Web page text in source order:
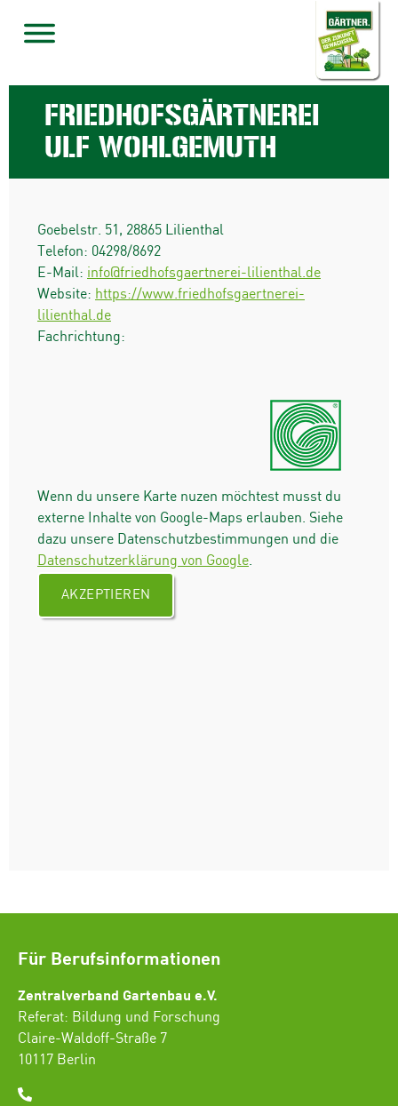
FRIEDHOFSGÄRTNEREI
ULF WOHLGEMUTH
Goebelstr. 51 , 28865 Lilienthal
Telefon: 04298/8692
E-Mail: info@friedhofsgaertnerei-lilienthal.de
Website: https://www.friedhofsgaertnerei-
lilienthal.de
Fachrichtung:
Wenn du unsere Karte nuzen möchtest musst du
externe Inhalte von Google-Maps erlauben. Siehe
dazu unsere Datenschutzbestimmungen und die
Datenschutzerklärung von Google.
AKZEPTIEREN
Für Berufsinformationen
Zentralverband Gartenbau e.V.
Referat: Bildung und Forschung
Claire-Waldoff-Straße 7
10117 Berlin